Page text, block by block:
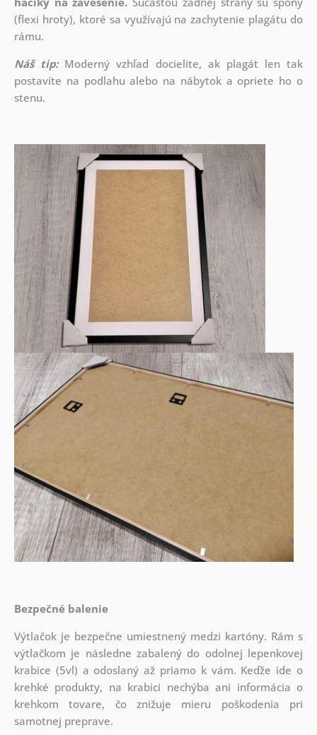
(flexi hroty), ktoré sa využívajú na zachytenie plagátu do
rámu.
Náš tip: Moderný vzhľad docielite, ak plagát len tak
postavíte na podlahu alebo na nábytok a opriete ho o
stenu.
Bezpečné balenie
Výtlačok je bezpečne umiestnený medzi kartóny. Rám s
výtlačkom je následne zabalený do odolnej lepenkovej
krabice (5vl) a odoslaný až priamo k vám. Keďže ide o
krehké produkty, na krabici nechýba ani informácia o
krehkom tovare, čo znižuje mieru poškodenia pri
samotnej preprave.